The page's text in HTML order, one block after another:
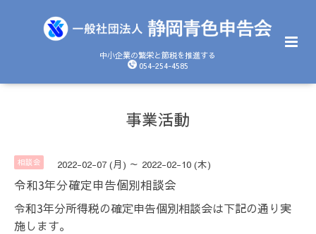
中小企業の繁栄と節税を推進する
054-254-4585
事業活動
相談会 2022-02-07 (月) ～ 2022-02-10 (木)
令和3年分確定申告個別相談会
令和3年分所得税の確定申告個別相談会は下記の通り実
施します。